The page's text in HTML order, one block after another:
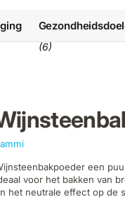
(6)
een
voor het bakken van
het neutrale effect op de